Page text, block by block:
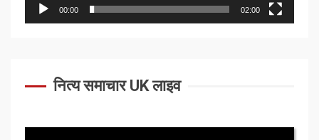
00:00 02:00
नित्य समाचार UK लाइव